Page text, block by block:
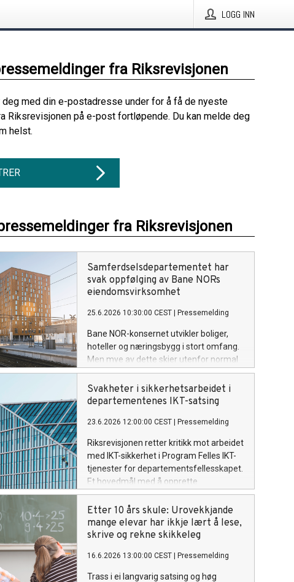
LOGG INN
fra Riksrevisjonen
deg med din e-postadresse under for å få de nyeste
Riksrevisjonen på e-post fortløpende. Du kan melde deg
helst.
fra Riksrevisjonen
Samferdselsdepartementet har
svak oppfølging av Bane NORs
eiendomsvirksomhet
25.6.2026 10:30:00 CEST Pressemelding
Bane NOR-konsernet utvikler boliger,
hoteller og næringsbygg i stort omfang.
Men mye av dette skjer utenfor normal
gangavstand til togstasjonene, og bidrar
i liten grad til å understøtte jernbanen.
Svakheter i sikkerhetsarbeidet i
departementenes IKT-satsing
23.6.2026 12:00:00 CEST Pressemelding
Riksrevisjonen retter kritikk mot arbeidet
med IKT-sikkerhet i Program Felles IKT-
tjenester for departementsfellesskapet.
Et hovedmål med å opprette
programmet i 2021 var å styrke IKT-
sikkerheten.
Etter 10 års skule: Urovekkjande
mange elevar har ikkje lært å lese,
skrive og rekne skikkeleg
16.6.2026 13:00:00 CEST Pressemelding
Trass i ei langvarig satsing og høg